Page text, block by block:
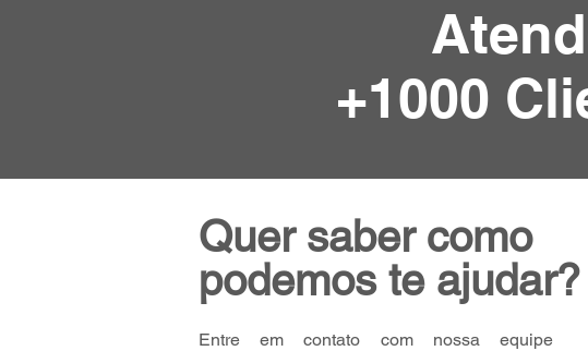
+1000
Quer saber como
podemos te ajudar?
Entre em contato com nossa equipe